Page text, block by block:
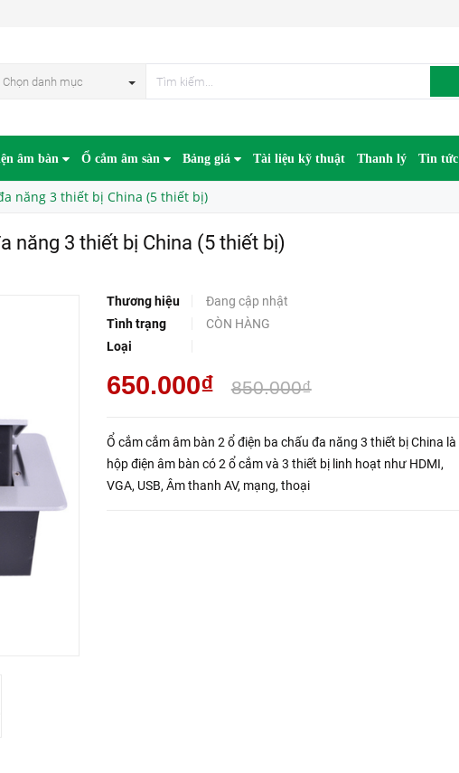
Chọn danh mục
âm bàn Ổ cắm âm sàn Bảng giá Tài liệu kỹ thuật Thanh lý Tin tức
năng 3 thiết bị China (5 thiết bị)
năng 3 thiết bị China (5 thiết bị)
Thương hiệu
Đang cập nhật
Tình trạng
CÒN HÀNG
Loại
650.000₫ 850.000₫
Ổ cắm cắm âm bàn 2 ổ điện ba chấu đa năng 3 thiết bị China là
hộp điện âm bàn có 2 ổ cắm và 3 thiết bị linh hoạt như HDMI,
VGA, USB, Âm thanh AV, mạng, thoại